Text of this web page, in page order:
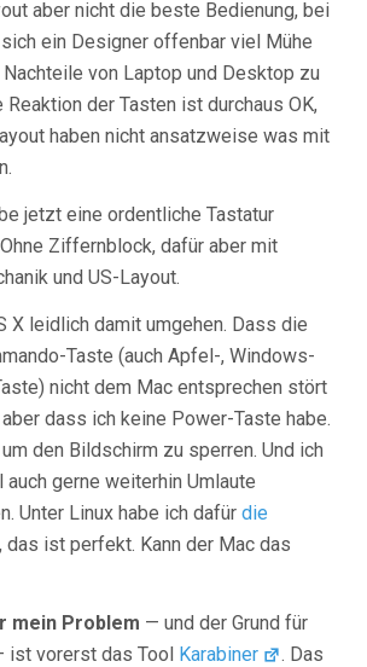
aber nicht die beste Bedienung, bei
ein Designer offenbar viel Mühe
von Laptop und Desktop zu
Reaktion der Tasten ist durchaus OK,
haben nicht ansatzweise was mit
jetzt eine ordentliche Tastatur
Ziffernblock, dafür aber mit
und US-Layout.
X leidlich damit umgehen. Dass die
Taste (auch Apfel-, Windows-
nicht dem Mac entsprechen stört
dass ich keine Power-Taste habe.
den Bildschirm zu sperren. Und ich
auch gerne weiterhin Umlaute
Unter Linux habe ich dafür die
, das ist perfekt. Kann der Mac das
mein Problem — und der Grund für
ist vorerst das Tool Karabiner
. Das